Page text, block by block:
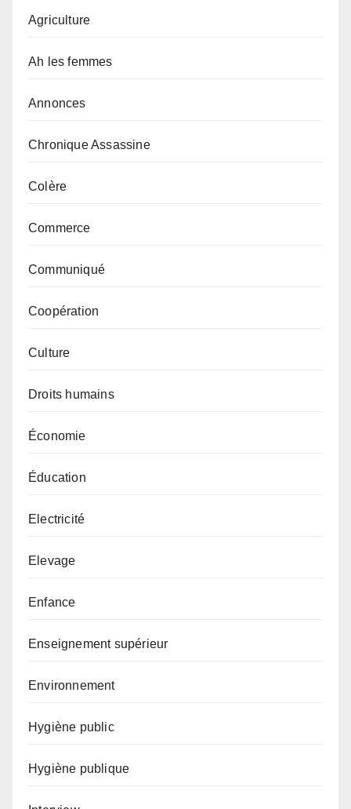
Agriculture
Ah les femmes
Annonces
Chronique Assassine
Colère
Commerce
Communiqué
Coopération
Culture
Droits humains
Économie
Éducation
Electricité
Elevage
Enfance
Enseignement supérieur
Environnement
Hygiène public
Hygiène publique